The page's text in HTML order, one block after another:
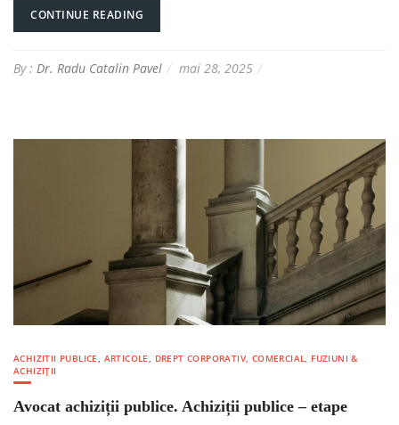
CONTINUE READING
By : Dr. Radu Catalin Pavel mai 28, 2025
ACHIZITII PUBLICE, ARTICOLE, DREPT CORPORATIV, COMERCIAL, FUZIUNI &
ACHIZIȚII
Avocat achiziții publice. Achiziții publice – etape